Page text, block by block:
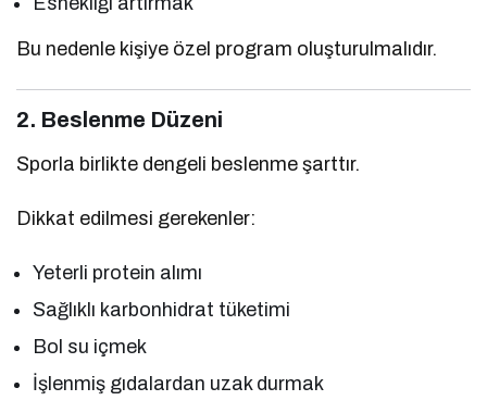
Bu nedenle kişiye özel program oluşturulmalıdır.
2. Beslenme Düzeni
Sporla birlikte dengeli beslenme şarttır.
Dikkat edilmesi gerekenler:
Yeterli protein alımı
Sağlıklı karbonhidrat tüketimi
Bol su içmek
İşlenmiş gıdalardan uzak durmak